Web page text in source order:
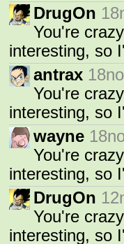
DrugOn
You're
interesting, so
antrax
You're
interesting, so
wayne
You're
interesting, so
DrugOn
You're
interesting, so